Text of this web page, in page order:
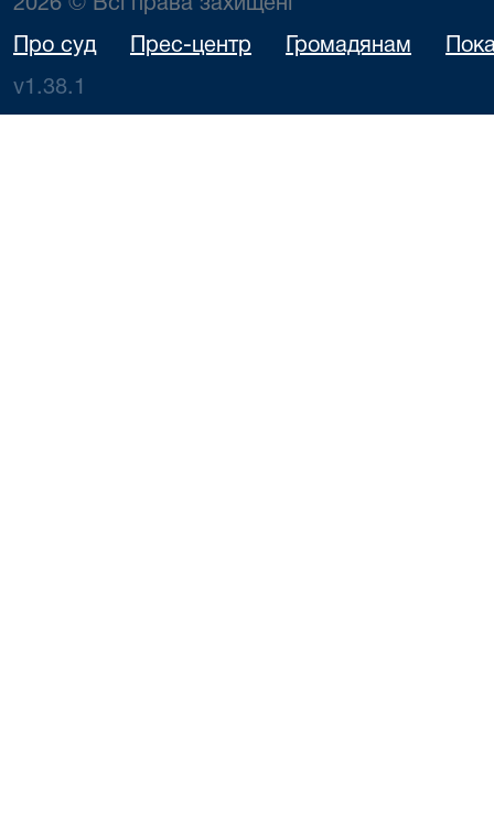
2026 © Всі права захищені
Про суд Прес-центр Громадянам
v1.38.1